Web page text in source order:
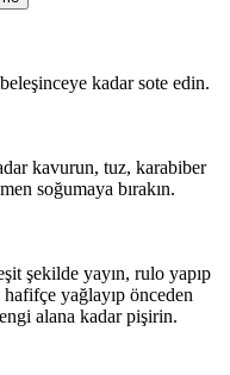
kadar sote edin.
kavurun, tuz, karabiber
soğumaya bırakın.
şekilde yayın, rulo yapıp
yağlayıp önceden
alana kadar pişirin.